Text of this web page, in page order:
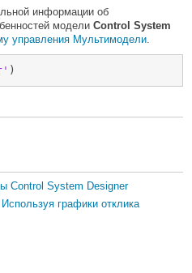
информации об
модели Control System
управления Мультимодели.
Control System Designer
графики отклика